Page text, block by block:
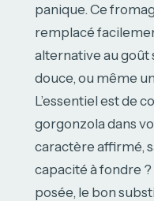
panique. Ce
remplacé
alternative au goût
douce, ou même
L’essentiel est de
gorgonzola dans
caractère affirmé,
capacité à fondre
posée, le bon